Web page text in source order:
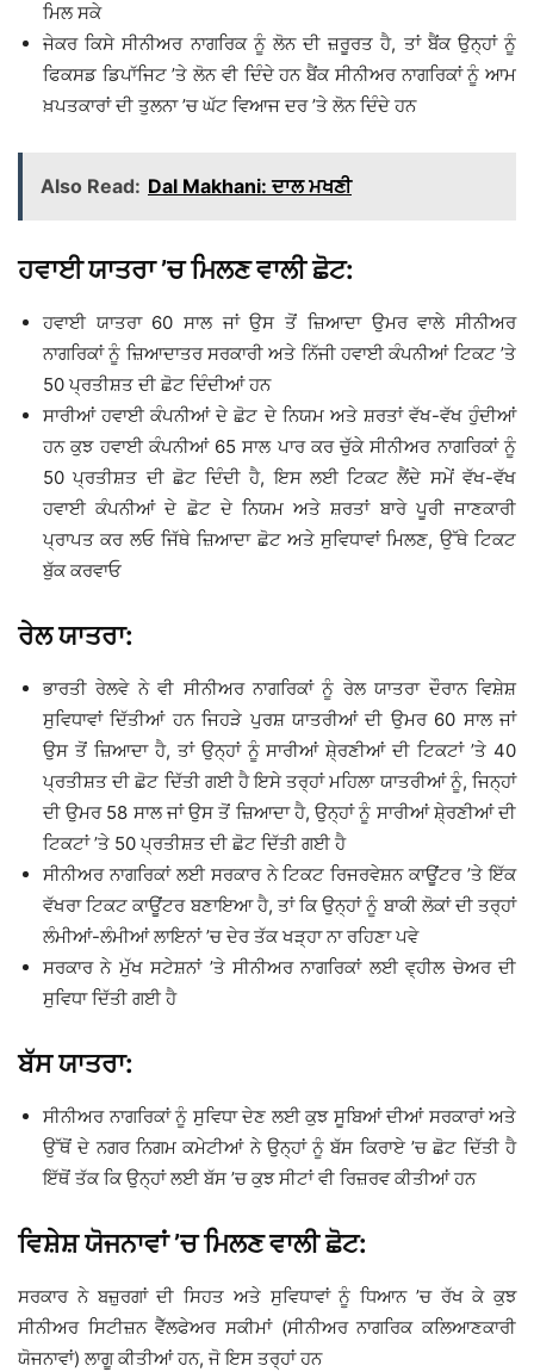
ਮਿਲ ਸਕੇ
ਜੇਕਰ ਕਿਸੇ ਸੀਨੀਅਰ ਨਾਗਰਿਕ ਨੂੰ ਲੋਨ ਦੀ ਜ਼ਰੂਰਤ ਹੈ, ਤਾਂ ਬੈਂਕ ਉਨ੍ਹਾਂ ਨੂੰ
ਫਿਕਸਡ ਡਿਪਾੱਜਿਟ ’ਤੇ ਲੋਨ ਵੀ ਦਿੰਦੇ ਹਨ ਬੈਂਕ ਸੀਨੀਅਰ ਨਾਗਰਿਕਾਂ ਨੂੰ ਆਮ
ਖ਼ਪਤਕਾਰਾਂ ਦੀ ਤੁਲਨਾ ’ਚ ਘੱਟ ਵਿਆਜ ਦਰ ’ਤੇ ਲੋਨ ਦਿੰਦੇ ਹਨ
Also Read: Dal Makhani: ਦਾਲ ਮਖਣੀ
ਹਵਾਈ ਯਾਤਰਾ ’ਚ ਮਿਲਣ ਵਾਲੀ ਛੋਟ:
ਹਵਾਈ ਯਾਤਰਾ 60 ਸਾਲ ਜਾਂ ਉਸ ਤੋਂ ਜ਼ਿਆਦਾ ਉਮਰ ਵਾਲੇ ਸੀਨੀਅਰ
ਨਾਗਰਿਕਾਂ ਨੂੰ ਜ਼ਿਆਦਾਤਰ ਸਰਕਾਰੀ ਅਤੇ ਨਿੱਜੀ ਹਵਾਈ ਕੰਪਨੀਆਂ ਟਿਕਟ ’ਤੇ
50 ਪ੍ਰਤੀਸ਼ਤ ਦੀ ਛੋਟ ਦਿੰਦੀਆਂ ਹਨ
ਸਾਰੀਆਂ ਹਵਾਈ ਕੰਪਨੀਆਂ ਦੇ ਛੋਟ ਦੇ ਨਿਯਮ ਅਤੇ ਸ਼ਰਤਾਂ ਵੱਖ-ਵੱਖ ਹੁੰਦੀਆਂ
ਹਨ ਕੁਝ ਹਵਾਈ ਕੰਪਨੀਆਂ 65 ਸਾਲ ਪਾਰ ਕਰ ਚੁੱਕੇ ਸੀਨੀਅਰ ਨਾਗਰਿਕਾਂ ਨੂੰ
50 ਪ੍ਰਤੀਸ਼ਤ ਦੀ ਛੋਟ ਦਿੰਦੀ ਹੈ, ਇਸ ਲਈ ਟਿਕਟ ਲੈਂਦੇ ਸਮੇਂ ਵੱਖ-ਵੱਖ
ਹਵਾਈ ਕੰਪਨੀਆਂ ਦੇ ਛੋਟ ਦੇ ਨਿਯਮ ਅਤੇ ਸ਼ਰਤਾਂ ਬਾਰੇ ਪੂਰੀ ਜਾਣਕਾਰੀ
ਪ੍ਰਾਪਤ ਕਰ ਲਓ ਜਿੱਥੇ ਜ਼ਿਆਦਾ ਛੋਟ ਅਤੇ ਸੁਵਿਧਾਵਾਂ ਮਿਲਣ, ਉੱਥੇ ਟਿਕਟ
ਬੁੱਕ ਕਰਵਾਓ
ਰੇਲ ਯਾਤਰਾ:
ਭਾਰਤੀ ਰੇਲਵੇ ਨੇ ਵੀ ਸੀਨੀਅਰ ਨਾਗਰਿਕਾਂ ਨੂੰ ਰੇਲ ਯਾਤਰਾ ਦੌਰਾਨ ਵਿਸ਼ੇਸ਼
ਸੁਵਿਧਾਵਾਂ ਦਿੱਤੀਆਂ ਹਨ ਜਿਹੜੇ ਪੁਰਸ਼ ਯਾਤਰੀਆਂ ਦੀ ਉਮਰ 60 ਸਾਲ ਜਾਂ
ਉਸ ਤੋਂ ਜ਼ਿਆਦਾ ਹੈ, ਤਾਂ ਉਨ੍ਹਾਂ ਨੂੰ ਸਾਰੀਆਂ ਸ਼ੇ੍ਰਣੀਆਂ ਦੀ ਟਿਕਟਾਂ ’ਤੇ 40
ਪ੍ਰਤੀਸ਼ਤ ਦੀ ਛੋਟ ਦਿੱਤੀ ਗਈ ਹੈ ਇਸੇ ਤਰ੍ਹਾਂ ਮਹਿਲਾ ਯਾਤਰੀਆਂ ਨੂੰ, ਜਿਨ੍ਹਾਂ
ਦੀ ਉਮਰ 58 ਸਾਲ ਜਾਂ ਉਸ ਤੋਂ ਜ਼ਿਆਦਾ ਹੈ, ਉਨ੍ਹਾਂ ਨੂੰ ਸਾਰੀਆਂ ਸ਼ੇ੍ਰਣੀਆਂ ਦੀ
ਟਿਕਟਾਂ ’ਤੇ 50 ਪ੍ਰਤੀਸ਼ਤ ਦੀ ਛੋਟ ਦਿੱਤੀ ਗਈ ਹੈ
ਸੀਨੀਅਰ ਨਾਗਰਿਕਾਂ ਲਈ ਸਰਕਾਰ ਨੇ ਟਿਕਟ ਰਿਜਰਵੇਸ਼ਨ ਕਾਊਂਟਰ ’ਤੇ ਇੱਕ
ਵੱਖਰਾ ਟਿਕਟ ਕਾਊਂਟਰ ਬਣਾਇਆ ਹੈ, ਤਾਂ ਕਿ ਉਨ੍ਹਾਂ ਨੂੰ ਬਾਕੀ ਲੋਕਾਂ ਦੀ ਤਰ੍ਹਾਂ
ਲੰਮੀਆਂ-ਲੰਮੀਆਂ ਲਾਇਨਾਂ ’ਚ ਦੇਰ ਤੱਕ ਖੜ੍ਹਾ ਨਾ ਰਹਿਣਾ ਪਵੇ
ਸਰਕਾਰ ਨੇ ਮੁੱਖ ਸਟੇਸ਼ਨਾਂ ’ਤੇ ਸੀਨੀਅਰ ਨਾਗਰਿਕਾਂ ਲਈ ਵ੍ਹੀਲ ਚੇਅਰ ਦੀ
ਸੁਵਿਧਾ ਦਿੱਤੀ ਗਈ ਹੈ
ਬੱਸ ਯਾਤਰਾ:
ਸੀਨੀਅਰ ਨਾਗਰਿਕਾਂ ਨੂੰ ਸੁਵਿਧਾ ਦੇਣ ਲਈ ਕੁਝ ਸੂਬਿਆਂ ਦੀਆਂ ਸਰਕਾਰਾਂ ਅਤੇ
ਉੱਥੋਂ ਦੇ ਨਗਰ ਨਿਗਮ ਕਮੇਟੀਆਂ ਨੇ ਉਨ੍ਹਾਂ ਨੂੰ ਬੱਸ ਕਿਰਾਏ ’ਚ ਛੋਟ ਦਿੱਤੀ ਹੈ
ਇੱਥੋਂ ਤੱਕ ਕਿ ਉਨ੍ਹਾਂ ਲਈ ਬੱਸ ’ਚ ਕੁਝ ਸੀਟਾਂ ਵੀ ਰਿਜ਼ਰਵ ਕੀਤੀਆਂ ਹਨ
ਵਿਸ਼ੇਸ਼ ਯੋਜਨਾਵਾਂ ’ਚ ਮਿਲਣ ਵਾਲੀ ਛੋਟ:
ਸਰਕਾਰ ਨੇ ਬਜ਼ੁਰਗਾਂ ਦੀ ਸਿਹਤ ਅਤੇ ਸੁਵਿਧਾਵਾਂ ਨੂੰ ਧਿਆਨ ’ਚ ਰੱਖ ਕੇ ਕੁਝ
ਸੀਨੀਅਰ ਸਿਟੀਜ਼ਨ ਵੈੱਲਫੇਅਰ ਸਕੀਮਾਂ (ਸੀਨੀਅਰ ਨਾਗਰਿਕ ਕਲਿਆਣਕਾਰੀ
ਯੋਜਨਾਵਾਂ) ਲਾਗੂ ਕੀਤੀਆਂ ਹਨ, ਜੋ ਇਸ ਤਰ੍ਹਾਂ ਹਨ